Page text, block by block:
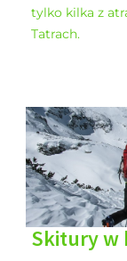
tylko kilka z
Tatrach.
Skitury w